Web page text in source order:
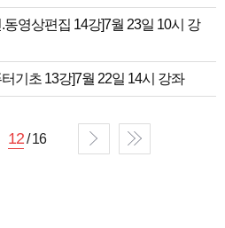
동영상편집 14강]7월 23일 10시 강
기초 13강]7월 22일 14시 강좌
12/ 16